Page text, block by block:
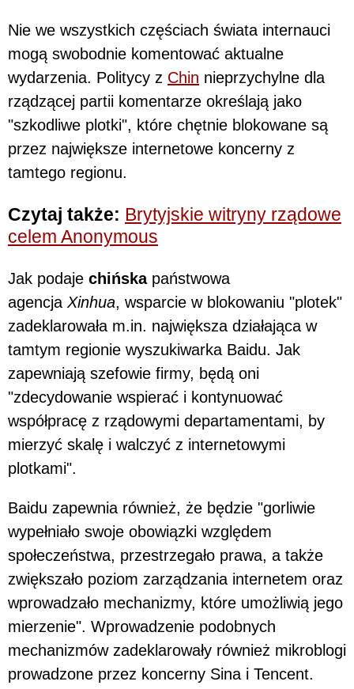
Nie we wszystkich częściach świata internauci
mogą swobodnie komentować aktualne
wydarzenia. Politycy z Chin nieprzychylne dla
rządzącej partii komentarze określają jako
"szkodliwe plotki", które chętnie blokowane są
przez największe internetowe koncerny z
tamtego regionu.
Czytaj także: Brytyjskie witryny rządowe
celem Anonymous
Jak podaje chińskapaństwowa
agencja Xinhua, wsparcie w blokowaniu "plotek"
zadeklarowała m.in. największa działająca w
tamtym regionie wyszukiwarka Baidu. Jak
zapewniają szefowie firmy, będą oni
"zdecydowanie wspierać i kontynuować
współpracę z rządowymi departamentami, by
mierzyć skalę i walczyć z internetowymi
plotkami".
Baidu zapewnia również, że będzie "gorliwie
wypełniało swoje obowiązki względem
społeczeństwa, przestrzegało prawa, a także
zwiększało poziom zarządzania internetem oraz
wprowadzało mechanizmy, które umożliwią jego
mierzenie". Wprowadzenie podobnych
mechanizmów zadeklarowały również mikroblogi
prowadzone przez koncerny Sina i Tencent.